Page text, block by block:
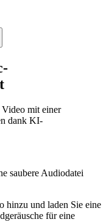
Video mit einer
dank KI-
saubere Audiodatei
hinzu und laden Sie eine
für eine